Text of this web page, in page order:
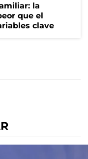
la
que el
clave